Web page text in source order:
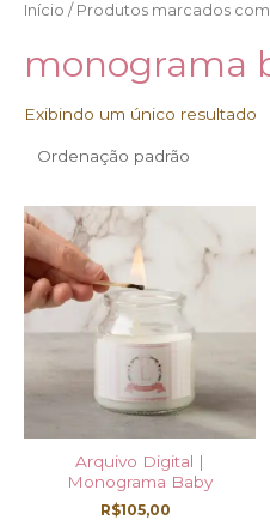
Início / Produtos marcados
monograma
Exibindo um único resultado
Arquivo Digital |
Monograma Baby
R$105,00